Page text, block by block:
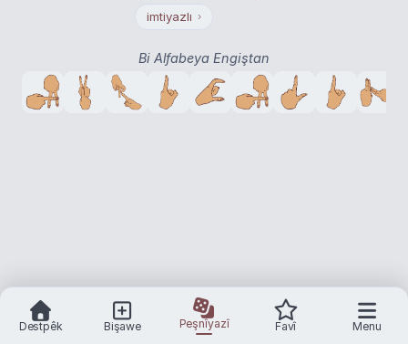
imtiyazlı ›
Bi Alfabeya Engiştan
Destpêk Bişawe Peşnîyazî Favî Menu